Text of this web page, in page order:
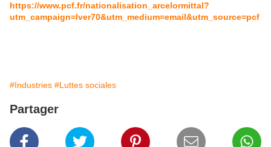
https://www.pcf.fr/nationalisation_arcelormittal?
utm_campaign=lver70&utm_medium=email&utm_source=pcf
#Industries #Luttes sociales
Partager